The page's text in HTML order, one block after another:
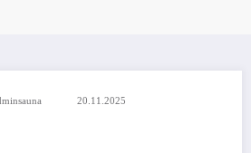
20.11.2025